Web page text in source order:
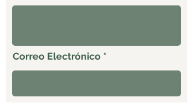
Correo Electrónico